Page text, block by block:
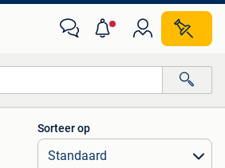
Alle afstanden…
Sorteer op